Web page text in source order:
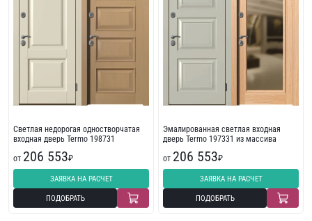
Светлая недорогая одностворчатая
входная дверь Termo 198731
от 206 553₽
ЗАЯВКА НА РАСЧЕТ
ПОДОБРАТЬ
Эмалированная светлая входная
дверь Termo 197331 из массива
от 206 553₽
ЗАЯВКА НА РАСЧЕТ
ПОДОБРАТЬ